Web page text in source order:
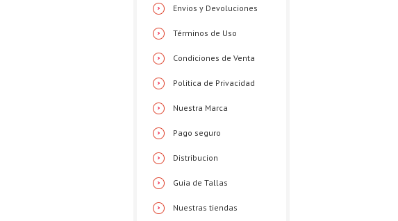
Envios y Devoluciones
Términos de Uso
Condiciones de Venta
Politica de Privacidad
Nuestra Marca
Pago seguro
Distribucion
Guia de Tallas
Nuestras tiendas